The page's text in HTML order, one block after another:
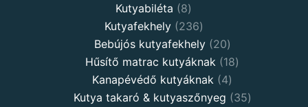
Kutyabiléta 88
products
Kutyafekhely 236236
products
Bebújós kutyafekhely 2020
products
Hűsítő matrac kutyáknak 1818
Kanapévédő kutyáknak 44
products
Kutya takaró & kutyaszőnyeg 3535